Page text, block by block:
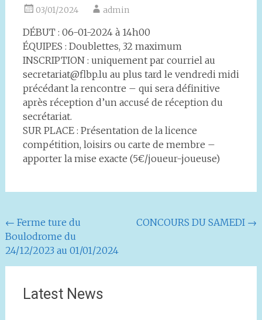
03/01/2024 admin
DÉBUT : 06-01-2024 à 14h00
ÉQUIPES : Doublettes, 32 maximum
INSCRIPTION : uniquement par courriel au
secretariat@flbp.lu au plus tard le vendredi midi
précédant la rencontre – qui sera définitive
après réception d’un accusé de réception du
secrétariat.
SUR PLACE : Présentation de la licence
compétition, loisirs ou carte de membre –
apporter la mise exacte (5€/joueur-joueuse)
Navigation
de
l'article
← Ferme ture du
Boulodrome du
24/12/2023 au 01/01/2024
CONCOURS DU SAMEDI →
Latest News